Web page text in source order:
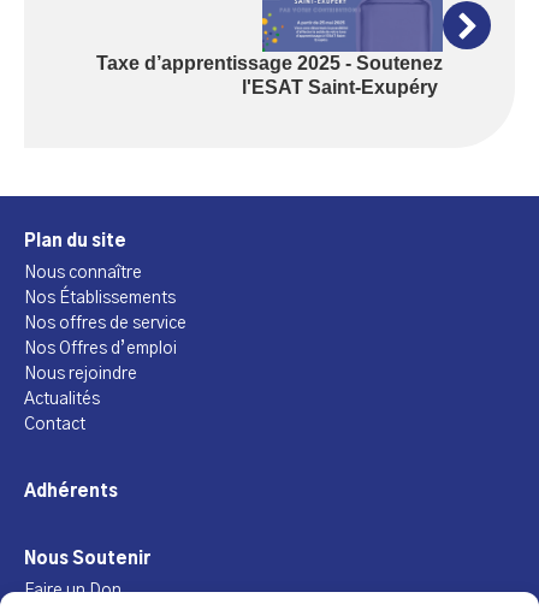
Taxe d’apprentissage 2025 - Soutenez
l'ESAT Saint-Exupéry
Plan du site
Nous connaître
Nos Établissements
Nos offres de service
Nos Offres d’emploi
Nous rejoindre
Actualités
Contact
Adhérents
Nous Soutenir
Faire un Don